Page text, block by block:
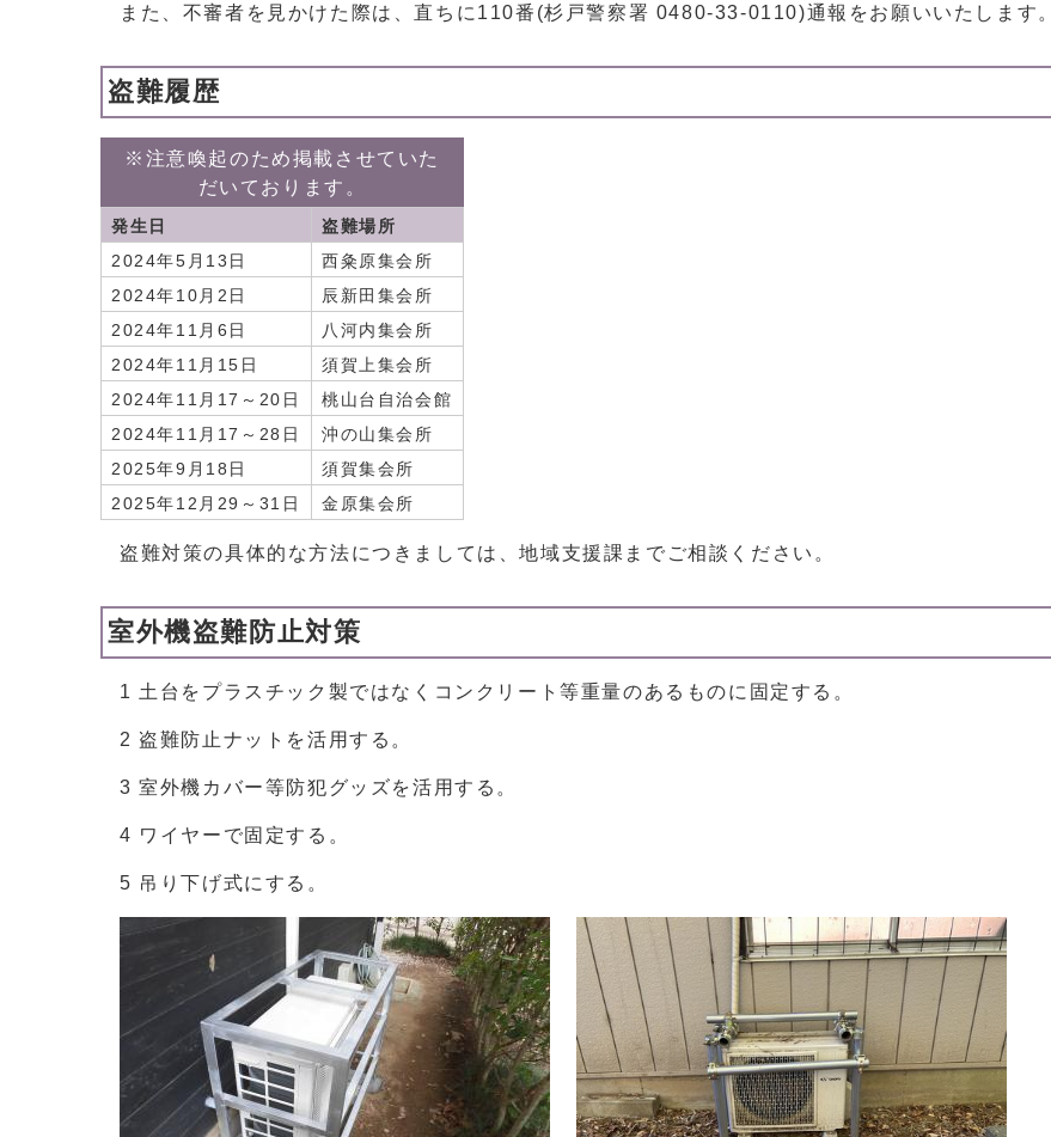
​また、不審者を見かけた際は、直ちに110番(杉戸警察署 0480-33-0110)通報をお願いいたします。
盗難履歴
※注意喚起のため掲載させていた
だいております。
発生日
盗難場所
2024年5月13日
西粂原集会所
2024年10月2日
辰新田集会所
2024年11月6日
八河内集会所
2024年11月15日
須賀上集会所
2024年11月17～20日
桃山台自治会館
2024年11月17～28日
沖の山集会所
2025年9月18日
須賀集会所
2025年12月29～31日
金原集会所
盗難対策の具体的な方法につきましては、地域支援課までご相談ください。
室外機盗難防止対策
1 土台をプラスチック製ではなくコンクリート等重量のあるものに固定する。
2 盗難防止ナットを活用する。
3 室外機カバー等防犯グッズを活用する。
4 ワイヤーで固定する。
5 吊り下げ式にする。